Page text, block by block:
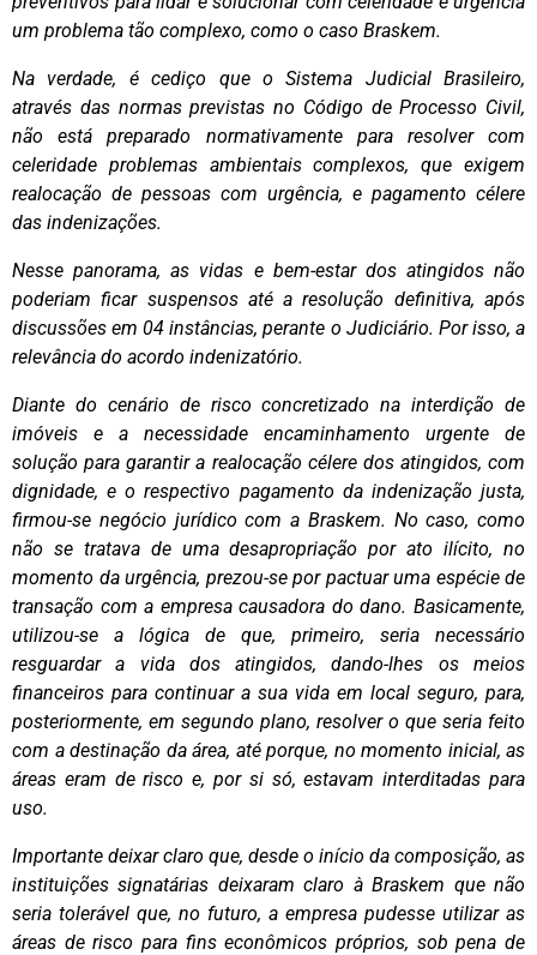
um problema tão complexo, como o caso Braskem.
Na verdade, é cediço que o Sistema Judicial Brasileiro,
através das normas previstas no Código de Processo Civil,
não está preparado normativamente para resolver com
celeridade problemas ambientais complexos, que exigem
realocação de pessoas com urgência, e pagamento célere
das indenizações.
Nesse panorama, as vidas e bem-estar dos atingidos não
poderiam ficar suspensos até a resolução definitiva, após
discussões em 04 instâncias, perante o Judiciário. Por isso, a
relevância do acordo indenizatório.
Diante do cenário de risco concretizado na interdição de
imóveis e a necessidade encaminhamento urgente de
solução para garantir a realocação célere dos atingidos, com
dignidade, e o respectivo pagamento da indenização justa,
firmou-se negócio jurídico com a Braskem. No caso, como
não se tratava de uma desapropriação por ato ilícito, no
momento da urgência, prezou-se por pactuar uma espécie de
transação com a empresa causadora do dano. Basicamente,
utilizou-se a lógica de que, primeiro, seria necessário
resguardar a vida dos atingidos, dando-lhes os meios
financeiros para continuar a sua vida em local seguro, para,
posteriormente, em segundo plano, resolver o que seria feito
com a destinação da área, até porque, no momento inicial, as
áreas eram de risco e, por si só, estavam interditadas para
uso.
Importante deixar claro que, desde o início da composição, as
instituições signatárias deixaram claro à Braskem que não
seria tolerável que, no futuro, a empresa pudesse utilizar as
áreas de risco para fins econômicos próprios, sob pena de